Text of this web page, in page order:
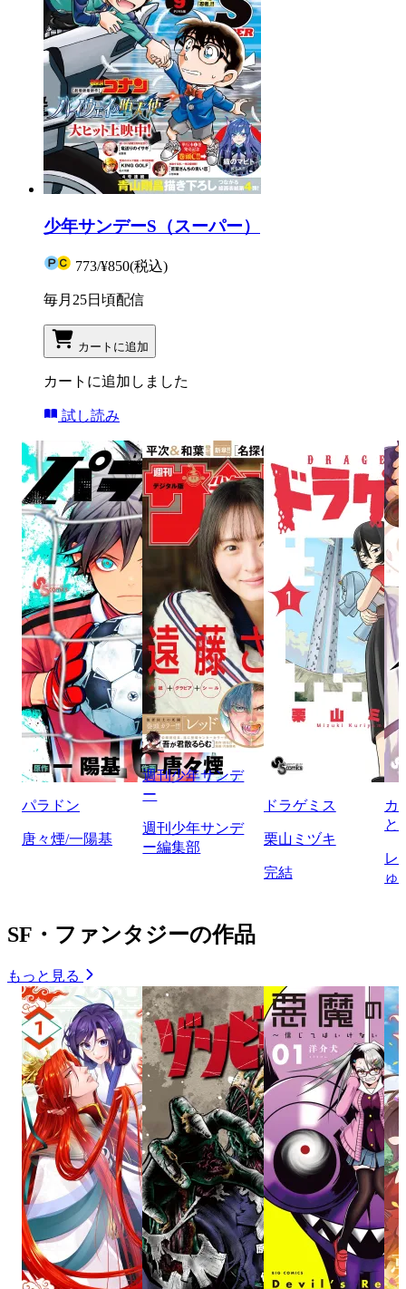
少年サンデーS（スーパー）
773/¥850(税込)
毎月25日頃配信
カートに追加
カートに追加しました
試し読み
パラドン
唐々煙/一陽基
週刊少年サンデ
ー
週刊少年サンデ
ー編集部
ドラゲミス
栗山ミヅキ
完結
カ
と
レ
ゅ
SF・ファンタジーの作品
もっと見る